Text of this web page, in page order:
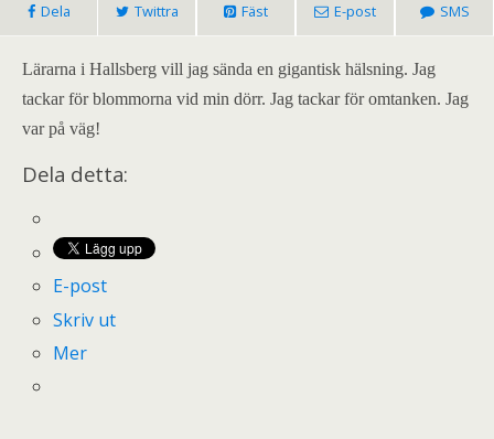
Dela Twittra Fäst E-post SMS
Lärarna i Hallsberg vill jag sända en gigantisk hälsning. Jag
tackar för blommorna vid min dörr. Jag tackar för omtanken. Jag
var på väg!
Dela detta:
E-post
Skriv ut
Mer